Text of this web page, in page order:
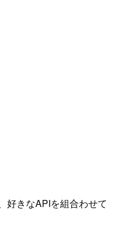
好きなAPIを組合わせて